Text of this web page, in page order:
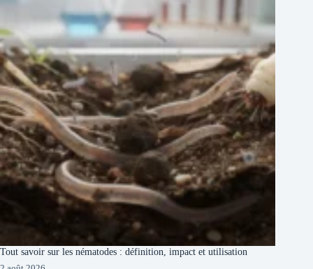
Tout savoir sur les nématodes : définition, impact et utilisation